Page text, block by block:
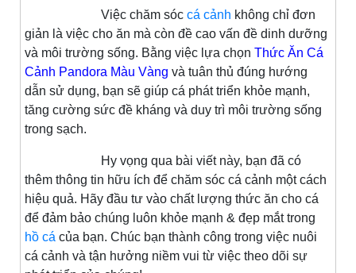
Việc chăm sóc cá cảnh không chỉ đơn
giản là việc cho ăn mà còn đề cao vấn đề dinh dưỡng
và môi trường sống. Bằng việc lựa chọn Thức Ăn Cá
Cảnh Pandora Màu Vàng và tuân thủ đúng hướng
dẫn sử dụng, bạn sẽ giúp cá phát triển khỏe mạnh,
tăng cường sức đề kháng và duy trì môi trường sống
trong sạch.
Hy vọng qua bài viết này, bạn đã có
thêm thông tin hữu ích để chăm sóc cá cảnh một cách
hiệu quả. Hãy đầu tư vào chất lượng thức ăn cho cá
để đảm bảo chúng luôn khỏe mạnh & đẹp mắt trong
hồ cá của bạn. Chúc bạn thành công trong việc nuôi
cá cảnh và tận hưởng niềm vui từ việc theo dõi sự